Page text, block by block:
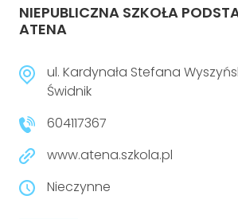
NIEPUBLICZNA SZKOŁA
ATENA
ul. Kardynała Stefana
Świdnik
604117367
www.atena.szkola.pl
Nieczynne